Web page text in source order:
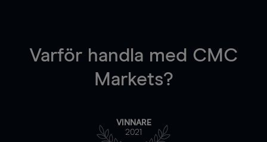
Varför handla med CMC
Markets?
VINNARE
2021